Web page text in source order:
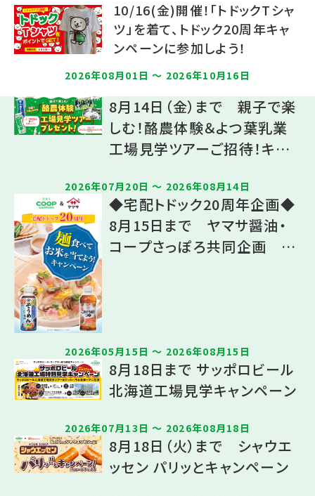
10/16(金)開催！「トドックTシャ
ツ」を着て、トドック20周年キャ
ンペーンに参加しよう！
2026年08月01日 〜 2026年10月16日
8月14日（金）まで 親子で楽
しむ！酪農体験＆よつ葉乳業
工場見学ツアーご招待！キャ
2026年07月20日 〜 2026年08月14日
◆宅配トドック20周年企画◆
8月15日まで ヤマサ醤油・
コープさっぽろ共同企画 麺
2026年05月15日 〜 2026年08月15日
8月18日まで サッポロビール
北海道工場見学キャンペーン
2026年07月13日 〜 2026年08月18日
8月18日（火）まで シャウエ
ッセン パリッとキャンペーン